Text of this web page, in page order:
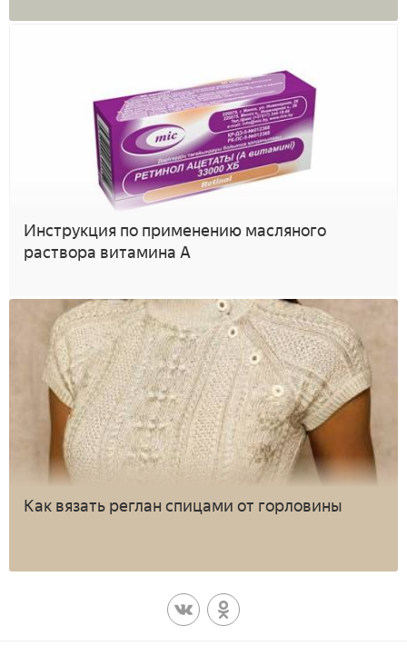
Инструкция по применению масляного
раствора витамина А
Как вязать реглан спицами от горловины